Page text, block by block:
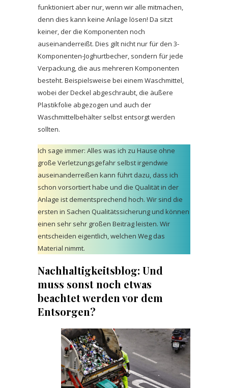
funktioniert aber nur, wenn wir alle mitmachen,
denn dies kann keine Anlage lösen! Da sitzt
keiner, der die Komponenten noch
auseinanderreißt. Dies gilt nicht nur für den 3-
Komponenten-Joghurtbecher, sondern für jede
Verpackung, die aus mehreren Komponenten
besteht. Beispielsweise bei einem Waschmittel,
wobei der Deckel abgeschraubt, die äußere
Plastikfolie abgezogen und auch der
Waschmittelbehälter selbst entsorgt werden
sollten.
Ich sage immer: Alles was ich zu Hause ohne
große Verletzungsgefahr selbst irgendwie
auseinanderreißen kann führt dazu, dass ich
schon vorsortiert habe und die Qualität in der
Anlage ist dementsprechend hoch. Wir sind die
ersten in Sachen Qualitätssicherung und können
einen sehr sehr großen Beitrag leisten. Wir
entscheiden eigentlich, welchen Weg das
Material nimmt.
Nachhaltigkeitsblog: Und
muss sonst noch etwas
beachtet werden vor dem
Entsorgen?